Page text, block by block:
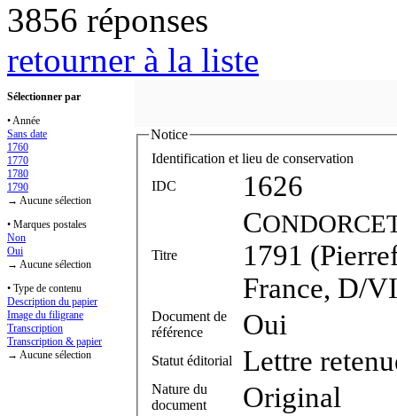
3856 réponses
retourner à la liste
Sélectionner par
• Année
Sans date
1760
1770
1780
1790
→ Aucune sélection
• Marques postales
Non
Oui
→ Aucune sélection
• Type de contenu
Description du papier
Image du filigrane
Transcription
Transcription & papier
→ Aucune sélection
Notice
Identification et lieu de conservation
IDC
1626
Titre
C
1791
France, D/
Document de
référence
Oui
Statut éditorial Lettre
Nature du
document
Original